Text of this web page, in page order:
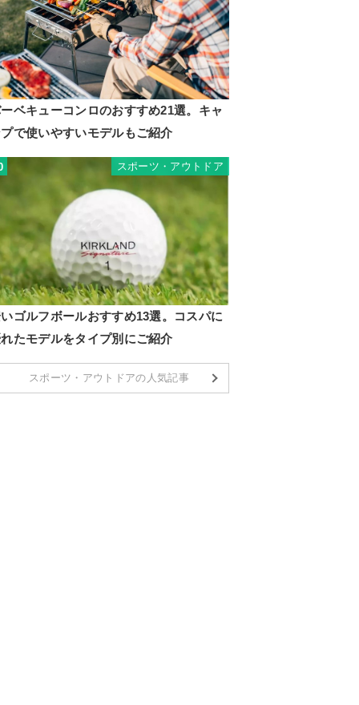
ベキューコンロのおすすめ21選。キャ
で使いやすいモデルもご紹介
スポーツ・アウトドア
ゴルフボールおすすめ13選。コスパに
たモデルをタイプ別にご紹介
スポーツ・アウトドアの人気記事